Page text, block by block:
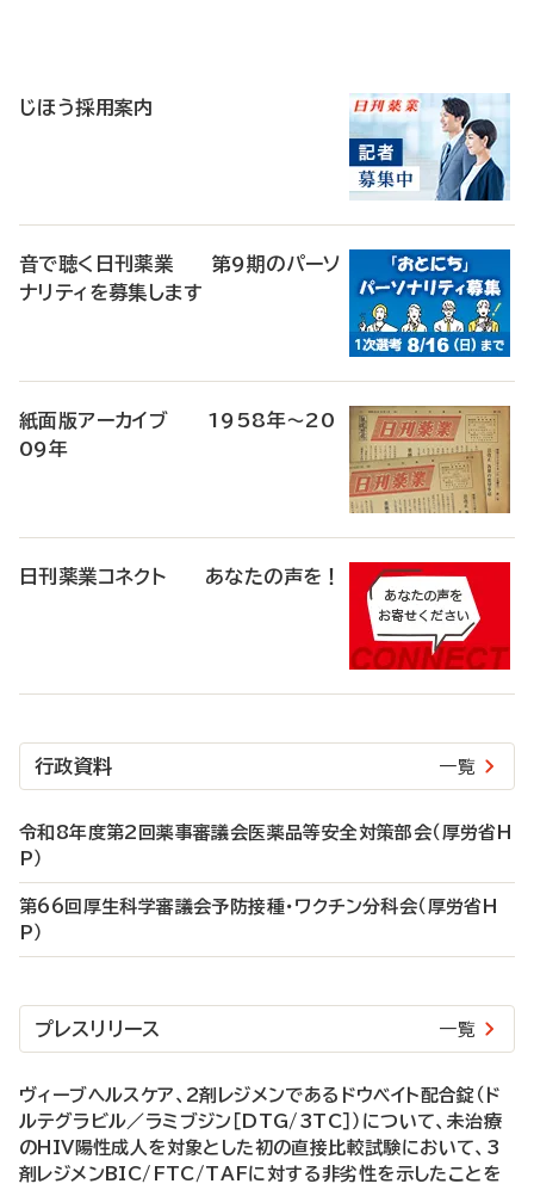
じほう採用案内
音で聴く日刊薬業 第9期のパーソ
ナリティを募集します
紙面版アーカイブ 1958年～20
09年
日刊薬業コネクト あなたの声を！
行政資料 一覧
令和8年度第2回薬事審議会医薬品等安全対策部会（厚労省H
P）
第66回厚生科学審議会予防接種・ワクチン分科会（厚労省H
P）
プレスリリース 一覧
ヴィーブヘルスケア、2剤レジメンであるドウベイト配合錠（ド
ルテグラビル／ラミブジン［DTG/3TC］）について、未治療
のHIV陽性成人を対象とした初の直接比較試験において、3
剤レジメンBIC/FTC/TAFに対する非劣性を示したことを